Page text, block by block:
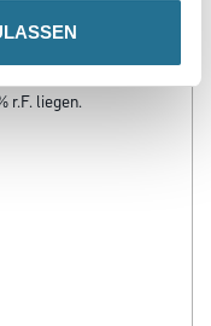
8°C nicht unter-
r.F. liegen.